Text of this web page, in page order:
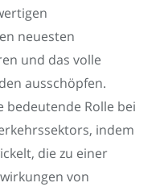
neuesten
und das volle
ausschöpfen.
bedeutende Rolle bei
indem
die zu einer
von